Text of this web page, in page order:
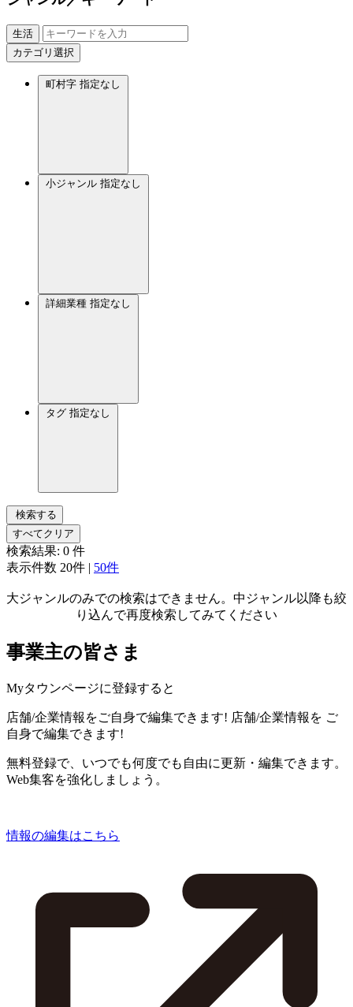
生活
カテゴリ選択
町村字 指定なし
小ジャンル 指定なし
詳細業種 指定なし
タグ 指定なし
検索する
すべてクリア
検索結果: 0 件
表示件数 20件 | 50件
大ジャンルのみでの検索はできません。中ジャンル以降も絞
り込んで再度検索してみてください
事業主の皆さま
Myタウンページに登録すると
店舗/企業情報をご自身で編集できます! 店舗/企業情報を ご
自身で編集できます!
無料登録で、いつでも何度でも自由に更新・編集できます。
Web集客を強化しましょう。
情報の編集はこちら